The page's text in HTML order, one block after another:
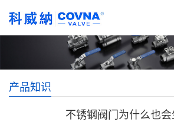
产品知识
不锈钢阀门为什么也